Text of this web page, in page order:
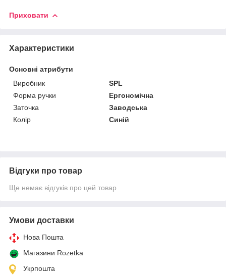
Приховати
Характеристики
Основні атрибути
Виробник
SPL
Форма ручки
Ергономічна
Заточка
Заводська
Колір
Синій
Відгуки про товар
Ще немає відгуків про цей товар
Умови доставки
Нова Пошта
Магазини Rozetka
Укрпошта